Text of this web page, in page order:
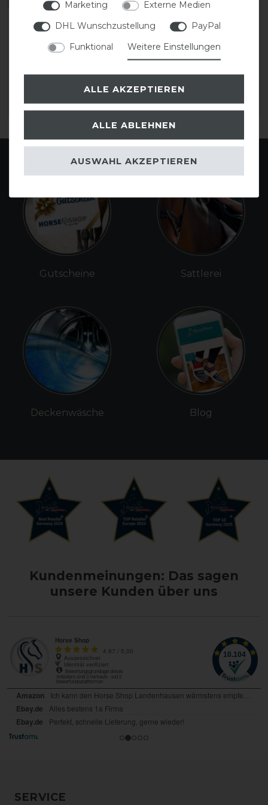
Busse Ekzemerdecke
ARTIKEL MERKEN
Busse Ekzemerdecke
ARTIKEL MERKEN
Gutscheine
Deckenwäsche
Sattlerei
Blog
Kundenmeinungen: Das sagen
unsere Kunden über uns
SERVICE
Marketing
Externe Medien
DHL Wunschzustellung
PayPal
Funktional
Weitere Einstellungen
ALLE AKZEPTIEREN
ALLE ABLEHNEN
AUSWAHL AKZEPTIEREN